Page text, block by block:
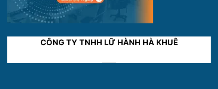
CÔNG TY TNHH LỮ HÀNH HÀ KHUÊ